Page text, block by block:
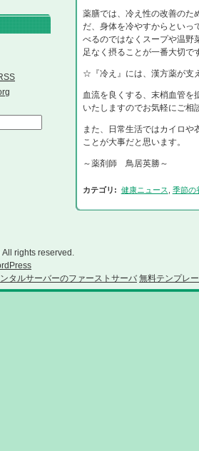
薬膳では、冷え性の改善のた
だ、身体を冷やすからといっ
べるのではなくスープや温野
足なく摂ることが一番大切で
☆『冷え』には、漢方薬が支
血流を良くする、末梢血管を
いたしますのでお気軽にご相
また、日常生活ではカイロ
ことが大事だと思います。
～薬剤師 鳥居英勝～
カテゴリ : 健康ニュース 季節の
rights reserved.
タルサーバーのファーストサーバ 無料テンプレ